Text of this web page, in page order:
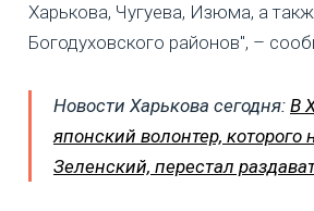
Харькова, Чугуева, Изюма, а
Богодуховского районов", –
Новости Харькова сегодня: В
японский волонтер, которого
Зеленский, перестал